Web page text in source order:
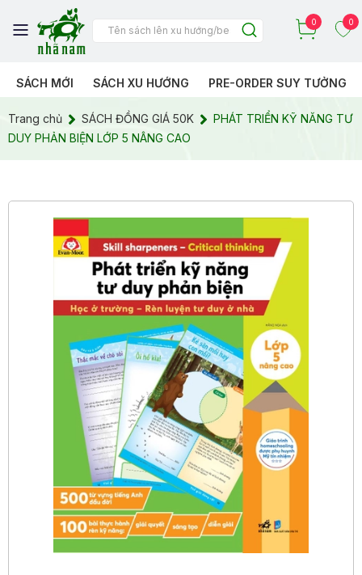
0 0
SÁCH MỚI SÁCH XU HƯỚNG PRE-ORDER SUY TƯỞNG
Trang chủ SÁCH ĐỒNG GIÁ 50K
PHÁT TRIỂN KỸ NĂNG TƯ
DUY PHẢN BIỆN LỚP 5 NÂNG CAO